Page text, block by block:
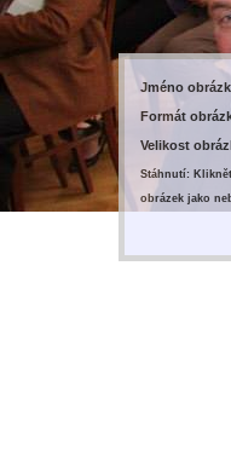
Jméno
Formát
Velikost
Stáhnutí:
obrázek jako